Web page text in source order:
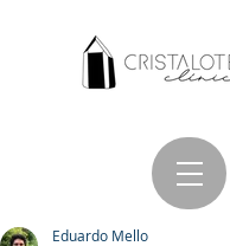
Eduardo Mello